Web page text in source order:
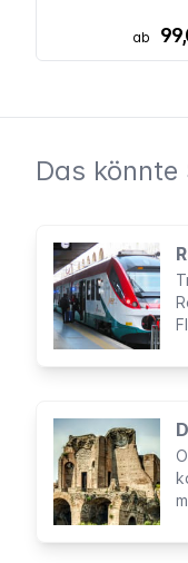
ab
Das könnte